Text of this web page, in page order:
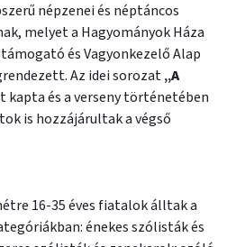
népzenei és néptáncos
melyet a Hagyományok Háza
és Vagyonkezelő Alap
Az idei sorozat„A
kapta és a verseny történetében
is hozzájárultak a végső
16-35 éves fiatalok álltak a
énekes szólisták és